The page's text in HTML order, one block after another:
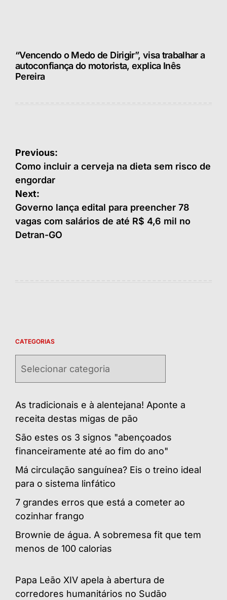
“Vencendo o Medo de Dirigir”, visa trabalhar a
autoconfiança do motorista, explica Inês
Pereira
Navegação
de
Post
Previous:
Como incluir a cerveja na dieta sem risco de
engordar
Next:
Governo lança edital para preencher 78
vagas com salários de até R$ 4,6 mil no
Detran-GO
CATEGORIAS
As tradicionais e à alentejana! Aponte a
receita destas migas de pão
São estes os 3 signos "abençoados
financeiramente até ao fim do ano"
Má circulação sanguínea? Eis o treino ideal
para o sistema linfático
7 grandes erros que está a cometer ao
cozinhar frango
Brownie de água. A sobremesa fit que tem
menos de 100 calorias
Papa Leão XIV apela à abertura de
corredores humanitários no Sudão